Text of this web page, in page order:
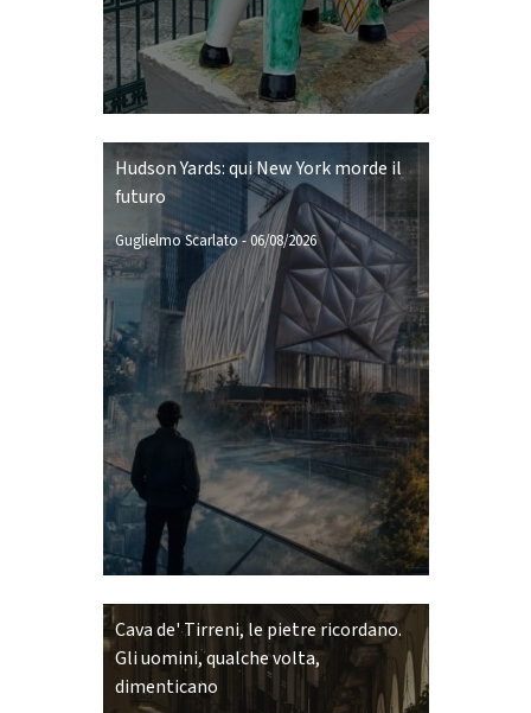
Hudson Yards: qui New York morde il
futuro
Guglielmo Scarlato-06/08/2026
Cava de' Tirreni, le pietre ricordano.
Gli uomini, qualche volta,
dimenticano